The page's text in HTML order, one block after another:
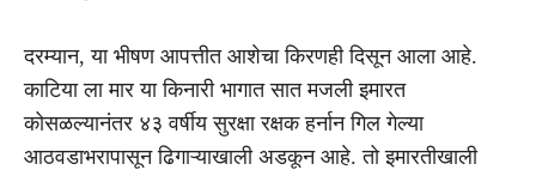
दरम्यान, या भीषण आपत्तीत आशेचा किरणही दिसून आला आहे.
काटिया ला मार या किनारी भागात सात मजली इमारत
कोसळल्यानंतर ४३ वर्षीय सुरक्षा रक्षक हर्नान गिल गेल्या
आठवडाभरापासून ढिगाऱ्याखाली अडकून आहे. तो इमारतीखाली